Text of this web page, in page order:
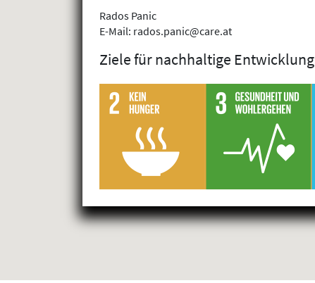
Rados Panic
E-Mail: rados.panic@care.at
Ziele für nachhaltige Entwicklung